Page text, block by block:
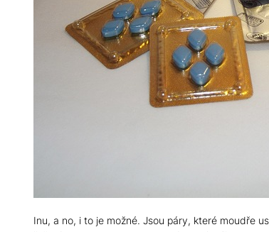
Inu, a no, i to je možné. Jsou páry, které moudře